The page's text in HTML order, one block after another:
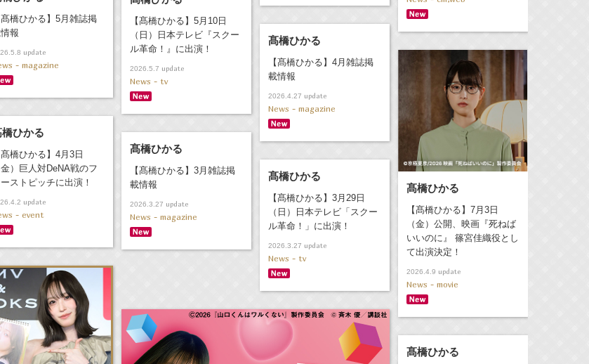
髙橋ひかる】5月雑誌掲
報
update
- magazine
【髙橋ひかる】5月10日
（日）日本テレビ『スクー
ル革命！』に出演！
2026.5.7 update
News - tv
髙橋ひかる
【髙橋ひかる】4月雑誌掲
載情報
2026.4.27 update
News - magazine
髙橋ひかる
【髙橋ひかる】7月3日
（金）公開、映画『死ねば
いいのに』 篠宮佳織役とし
て出演決定！
2026.4.9 update
News - movie
橋ひかる
髙橋ひかる】4月3日
金）巨人対DeNA戦のフ
ーストピッチに出演！
update
- event
髙橋ひかる
【髙橋ひかる】3月雑誌掲
載情報
2026.3.27 update
News - magazine
髙橋ひかる
【髙橋ひかる】3月29日
（日）日本テレビ「スクー
ル革命！」に出演！
2026.3.27 update
News - tv
髙橋ひかる